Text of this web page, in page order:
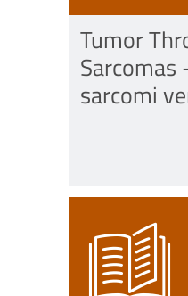
Tumor
Sarcomas
sarcomi